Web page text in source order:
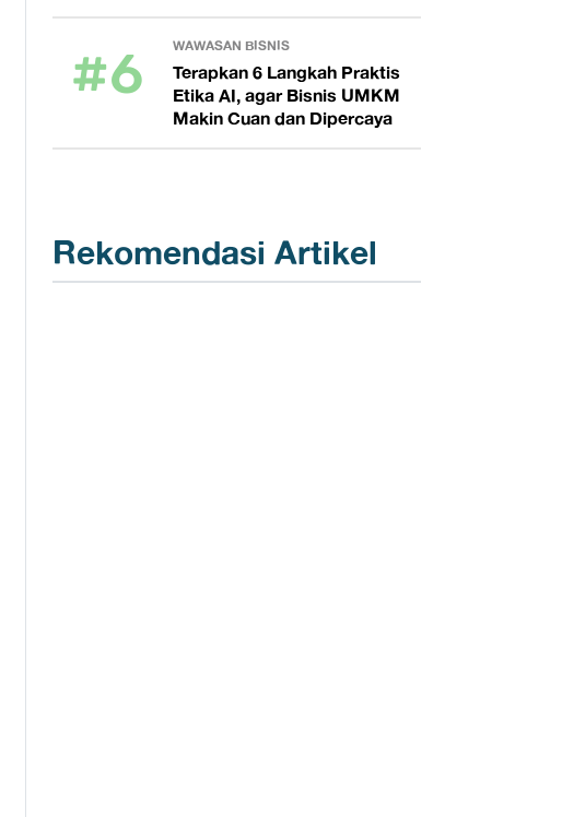
#6 WAWASAN BISNIS
Terapkan 6 Langkah Praktis
Etika AI, agar Bisnis UMKM
Makin Cuan dan Dipercaya
Rekomendasi Artikel